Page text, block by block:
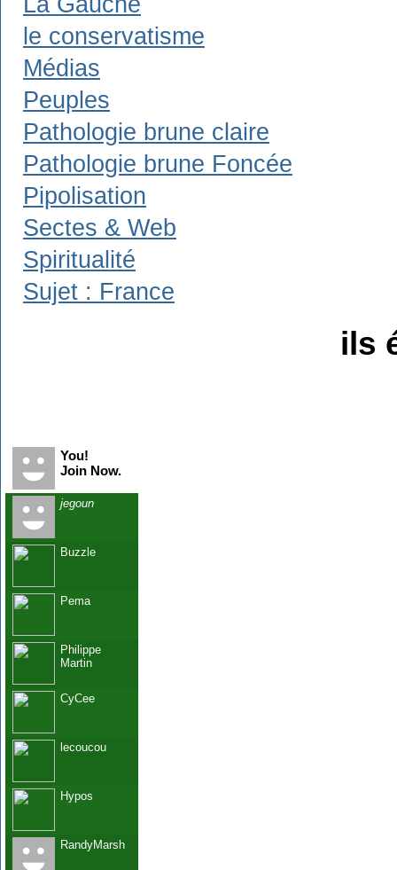
le conservatisme
Médias
Peuples
Pathologie brune claire
Pathologie brune Foncée
Pipolisation
Sectes & Web
Spiritualité
Sujet : France
ils
You!
Join Now.
jegoun
Buzzle
Pema
Philippe
Martin
CyCee
lecoucou
Hypos
RandyMarsh